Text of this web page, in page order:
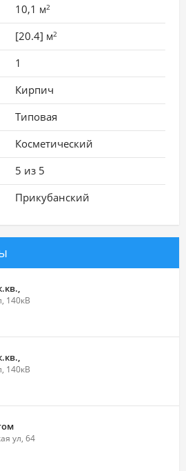
10,1 м2
[20.4] м2
1
Кирпич
Типовая
Косметический
5 из 5
Прикубанский
140кВ
140кВ
ул, 64